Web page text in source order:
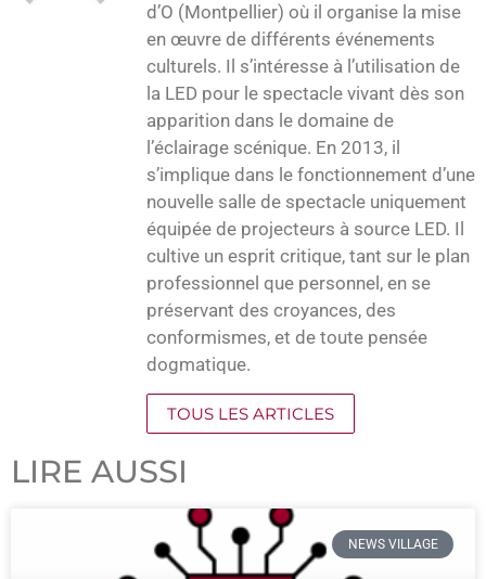
d’O (Montpellier) où il organise la mise
en œuvre de différents événements
culturels. Il s’intéresse à l’utilisation de
la LED pour le spectacle vivant dès son
apparition dans le domaine de
l’éclairage scénique. En 2013, il
s’implique dans le fonctionnement d’une
nouvelle salle de spectacle uniquement
équipée de projecteurs à source LED. Il
cultive un esprit critique, tant sur le plan
professionnel que personnel, en se
préservant des croyances, des
conformismes, et de toute pensée
dogmatique.
TOUS LES ARTICLES
LIRE AUSSI
NEWS VILLAGE